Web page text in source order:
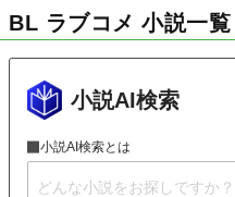
BL ラブコメ 小説一覧
小説AI検索
小説AI検索とは